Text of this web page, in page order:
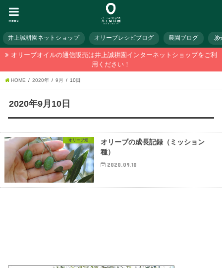
menu
井上誠耕園ネットショップ オリーブレシピブログ 農園ブログ メ
オリーブオイルの通信販売は井上誠耕園インターネットショップをご利
用ください！
HOME 2020年 9月 10日
2020年9月10日
オリーブ畑
オリーブの成長記録（ミッション
種）
2020.09.10